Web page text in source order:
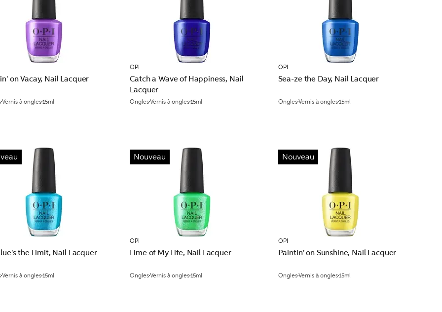
on Vacay, Nail Lacquer
Vernis à ongles15ml
OPI
Catch a Wave of Happiness, Nail
Lacquer
OnglesVernis à ongles15ml
OPI
Sea-ze the Day, Nail Lacquer
OnglesVernis à ongles15ml
the Limit, Nail Lacquer
Vernis à ongles15ml
Nouveau
OPI
Lime of My Life, Nail Lacquer
OnglesVernis à ongles15ml
Nouveau
OPI
Paintin' on Sunshine, Nail Lacquer
OnglesVernis à ongles15ml